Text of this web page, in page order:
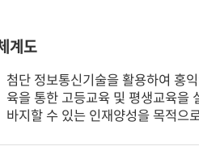
계도
첨단 정보통신기술을 활용하여 홍
육을 통한 고등교육 및 평생교육을
바지할 수 있는 인재양성을 목적으